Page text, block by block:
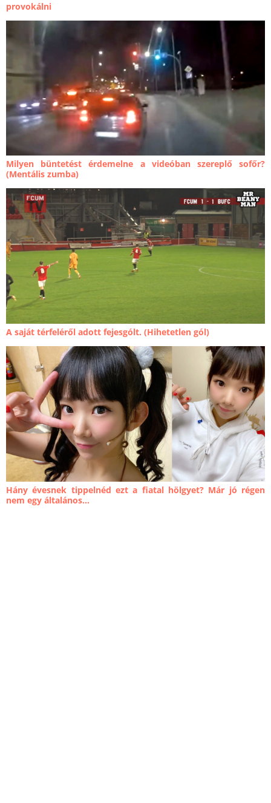
provokálni
Milyen büntetést érdemelne a videóban szereplő sofőr?
(Mentális zumba)
A saját térfeléről adott fejesgólt. (Hihetetlen gól)
Hány évesnek tippelnéd ezt a fiatal hölgyet? Már jó régen
nem egy általános...